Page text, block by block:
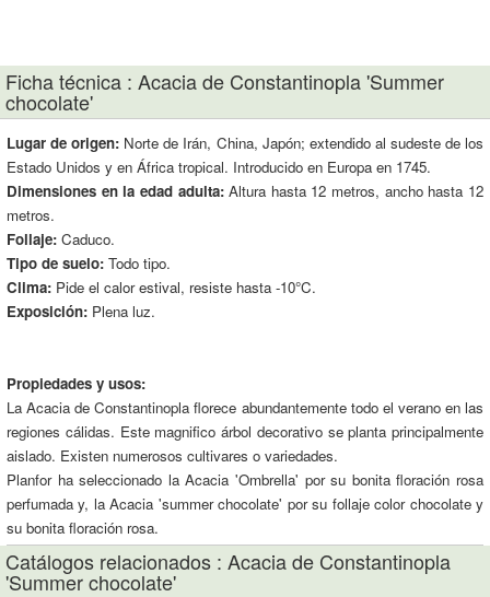
Ficha técnica : Acacia de Constantinopla 'Summer
chocolate'
Lugar de origen: Norte de Irán, China, Japón; extendido al sudeste de los
Estado Unidos y en África tropical. Introducido en Europa en 1745.
Dimensiones en la edad adulta:Altura hasta 12 metros, ancho hasta 12
metros.
Follaje: Caduco.
Tipo de suelo: Todo tipo.
Clima: Pide el calor estival, resiste hasta -10°C.
Exposición: Plena luz.
Propiedades y usos:
La Acacia de Constantinopla florece abundantemente todo el verano en las
regiones cálidas. Este magnifico árbol decorativo se planta principalmente
aislado. Existen numerosos cultivares o variedades.
Planfor ha seleccionado la Acacia 'Ombrella' por su bonita floración rosa
perfumada y, la Acacia 'summer chocolate' por su follaje color chocolate y
su bonita floración rosa.
Catálogos relacionados : Acacia de Constantinopla
'Summer chocolate'